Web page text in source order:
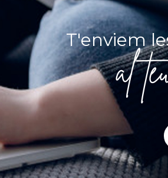
T'enviem
al